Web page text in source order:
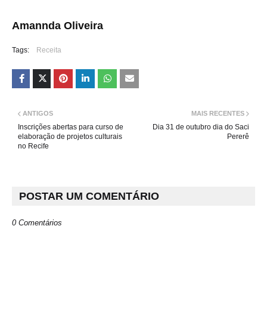
Amannda Oliveira
Tags: Receita
MAIS RECENTES
Dia 31 de outubro dia do Saci
Pererê
ANTIGOS
Inscrições abertas para curso de
elaboração de projetos culturais
no Recife
POSTAR UM COMENTÁRIO
0 Comentários